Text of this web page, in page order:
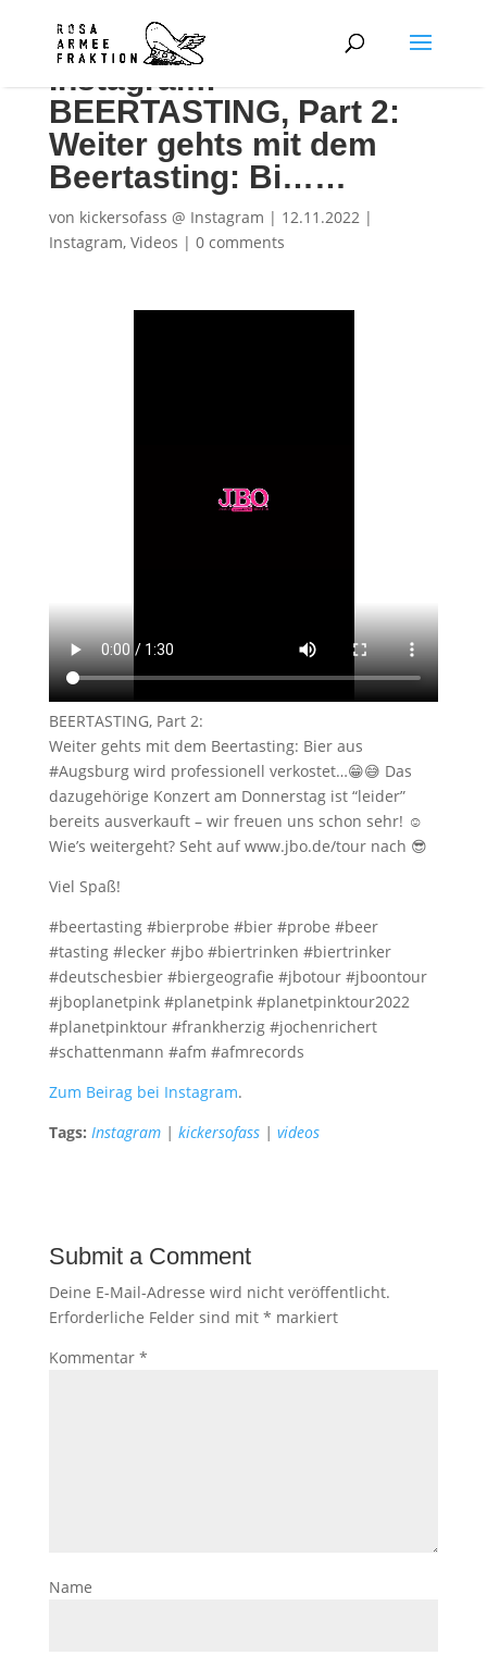
Instagram:
BEERTASTING, Part 2:
Weiter gehts mit dem
Beertasting: Bi……
von kickersofass @ Instagram | 12.11.2022|
Instagram, Videos | 0 comments
BEERTASTING, Part 2:
Weiter gehts mit dem Beertasting: Bier aus
#Augsburg wird professionell verkostet…😁😅 Das
dazugehörige Konzert am Donnerstag ist “leider”
bereits ausverkauft – wir freuen uns schon sehr! ☺️
Wie’s weitergeht? Seht auf www.jbo.de/tour nach 😎
Viel Spaß!
#beertasting #bierprobe #bier #probe #beer
#tasting #lecker #jbo #biertrinken #biertrinker
#deutschesbier #biergeografie #jbotour #jboontour
#jboplanetpink #planetpink #planetpinktour2022
#planetpinktour #frankherzig #jochenrichert
#schattenmann #afm #afmrecords
Zum Beirag bei Instagram.
Tags: Instagram| kickersofass| videos
Submit a Comment
Deine E-Mail-Adresse wird nicht veröffentlicht.
Erforderliche Felder sind mit * markiert
Kommentar *
Name